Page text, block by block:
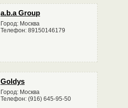
a.b.a Group
Город: Москва
Телефон: 89150146179
Goldys
Город: Москва
Телефон: (916) 645-95-50